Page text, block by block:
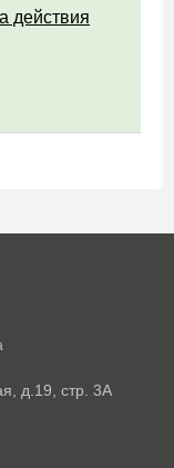
действия
д.19, стр. 3А